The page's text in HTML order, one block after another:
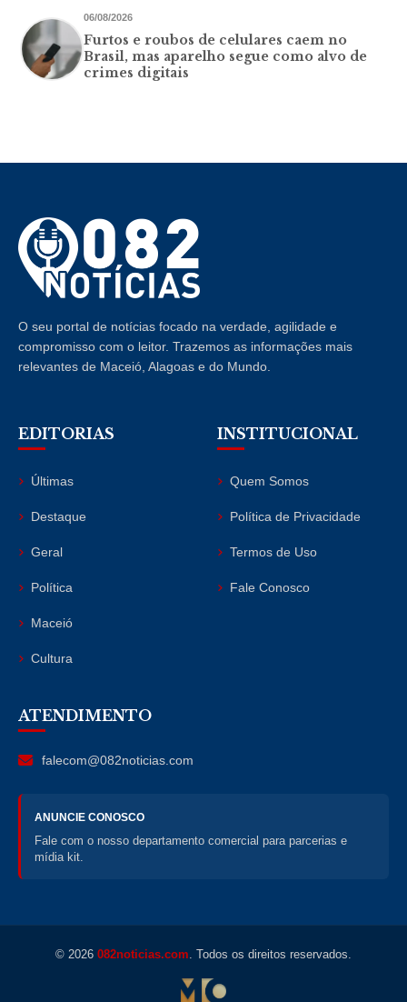
06/08/2026
Furtos e roubos de celulares caem no
Brasil, mas aparelho segue como alvo de
crimes digitais
O seu portal de notícias focado na verdade, agilidade e
compromisso com o leitor. Trazemos as informações mais
relevantes de Maceió, Alagoas e do Mundo.
EDITORIAS
Últimas
Destaque
Geral
Política
Maceió
Cultura
INSTITUCIONAL
Quem Somos
Política de Privacidade
Termos de Uso
Fale Conosco
ATENDIMENTO
falecom@082noticias.com
ANUNCIE CONOSCO
Fale com o nosso departamento comercial para parcerias e
mídia kit.
© 2026 082noticias.com . Todos os direitos reservados.